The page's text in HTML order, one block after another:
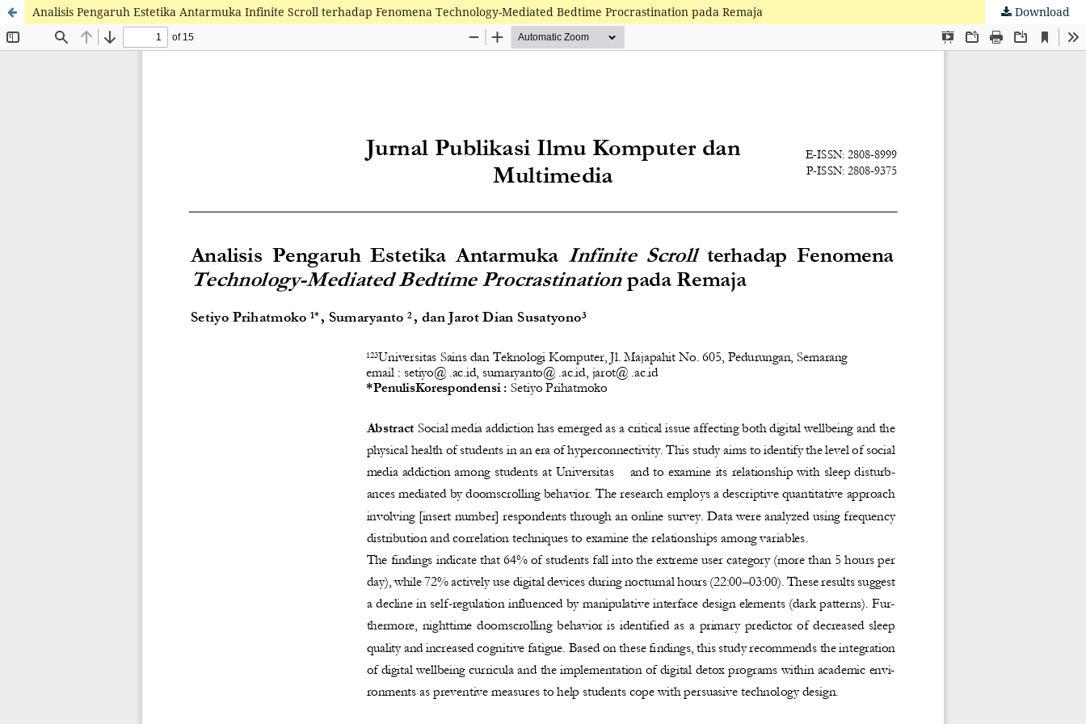
Analisis Pengaruh Estetika Antarmuka Infinite Scroll terhadap Fenomena Technology-Mediated Bedtime Procrastination pada Remaja Download